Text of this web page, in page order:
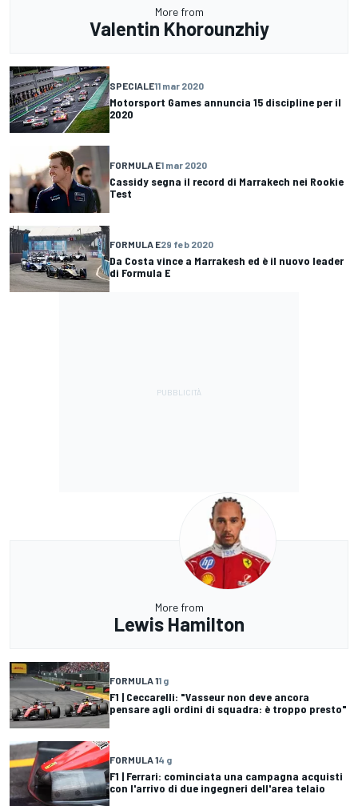
More from
Valentin Khorounzhiy
SPECIALE11 mar 2020
Motorsport Games annuncia 15 discipline per il
2020
FORMULA E1 mar 2020
Cassidy segna il record di Marrakech nei Rookie
Test
FORMULA E29 feb 2020
Da Costa vince a Marrakesh ed è il nuovo leader
di Formula E
More from
Lewis Hamilton
FORMULA 11 g
F1 | Ceccarelli: "Vasseur non deve ancora
pensare agli ordini di squadra: è troppo presto"
FORMULA 14 g
F1 | Ferrari: cominciata una campagna acquisti
con l'arrivo di due ingegneri dell'area telaio